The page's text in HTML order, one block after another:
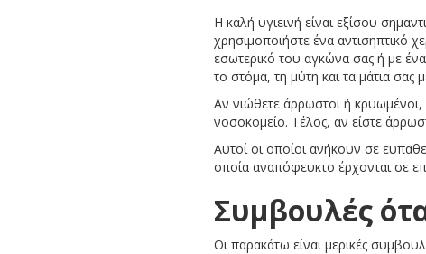
Η καλή υγιεινή είναι εξίσου
χρησιμοποιήστε ένα αντισηπτικό
εσωτερικό του αγκώνα σας ή με
το στόμα, τη μύτη και τα μάτια σας
Αν νιώθετε άρρωστοι ή κρυωμένοι,
νοσοκομείο. Τέλος, αν είστε
Αυτοί οι οποίοι ανήκουν σε
οποία αναπόφευκτο έρχονται σε
Συμβουλές
Οι παρακάτω είναι μερικές